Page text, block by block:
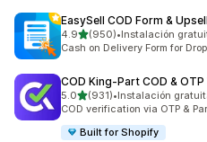
EasySell COD Form &
4.9de 5 estrellas
(950)
950 reseñas en total
•Instalación
Cash on Delivery Form for
COD King‑Part COD &
5.0de 5 estrellas
(931)
931 reseñas en total
•Instalación
COD verification via OTP &
Built for Shopify